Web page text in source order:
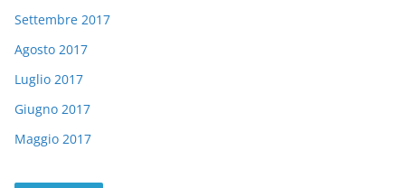
Settembre 2017
Agosto 2017
Luglio 2017
Giugno 2017
Maggio 2017